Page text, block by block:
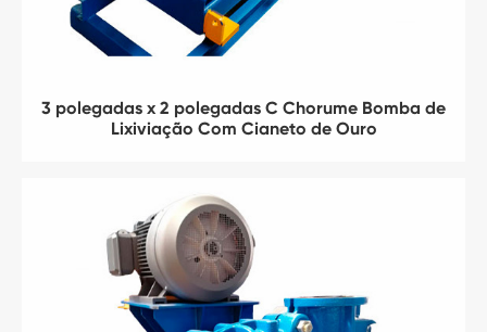
3 polegadas x 2 polegadas C Chorume Bomba de
Lixiviação Com Cianeto de Ouro